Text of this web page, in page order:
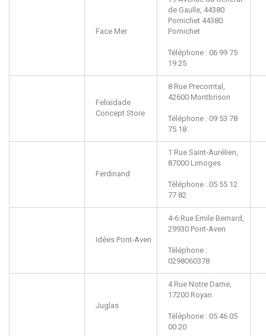
Face Mer
de Gaulle, 44380
Pornichet 44380
Pornichet
Téléphone : 06 99 75
19 25
Felixidade
Concept Store
8 Rue Precomtal,
42600 Montbrison
Téléphone : 09 53 78
75 18
Ferdinand
1 Rue Saint-Aurélien,
87000 Limoges
Téléphone : 05 55 12
77 82
Idées Pont-Aven
4-6 Rue Emile Bernard,
29930 Pont-Aven
Téléphone :
0298060378
Juglas
4 Rue Notre Dame,
17200 Royan
Téléphone : 05 46 05
00 20